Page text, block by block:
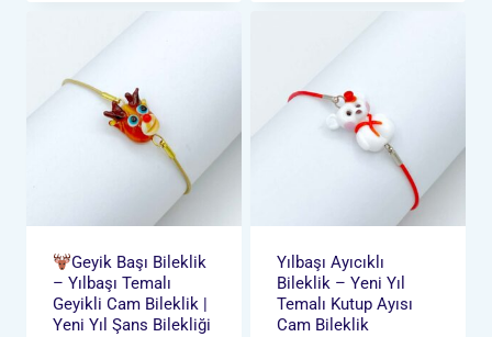
Geyik Başı Bileklik
– Yılbaşı Temalı
Geyikli Cam Bileklik |
Yeni Yıl Şans Bilekliği
Yılbaşı Ayıcıklı
Bileklik – Yeni Yıl
Temalı Kutup Ayısı
Cam Bileklik